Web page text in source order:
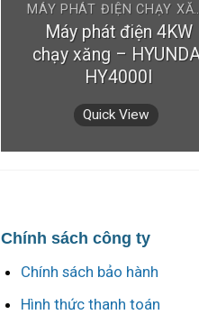
MÁY PHÁT
Máy phát điện 4KW
chạy xăng –
HY4000I
Quick View
Chính sách công ty
Chính sách bảo hành
Hình thức thanh toán